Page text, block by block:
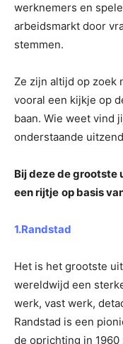
werknemers en
arbeidsmarkt door
stemmen.
Ze zijn altijd op zoek
vooral een kijkje op
baan. Wie weet vind
onderstaande
Bij deze de grootste
een rijtje op basis
1.Randstad
Het is het grootste
wereldwijd een
werk, vast werk,
Randstad is een
de oprichting in